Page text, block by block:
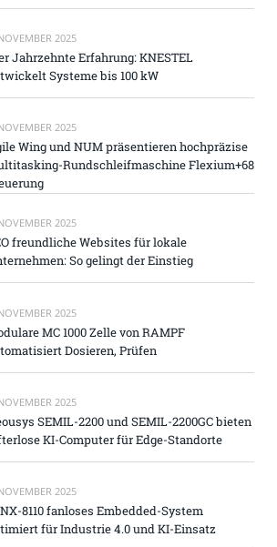
2025
Jahrzehnte Erfahrung: KNESTEL
Systeme bis 100 kW
2025
Wing und NUM präsentieren hochpräzise
Rundschleifmaschine Flexium+68
2025
freundliche Websites für lokale
So gelingt der Einstieg
2025
MC 1000 Zelle von RAMPF
Dosieren, Prüfen
2025
SEMIL-2200 und SEMIL-2200GC bieten
KI-Computer für Edge-Standorte
2025
8110 fanloses Embedded-System
für Industrie 4.0 und KI-Einsatz